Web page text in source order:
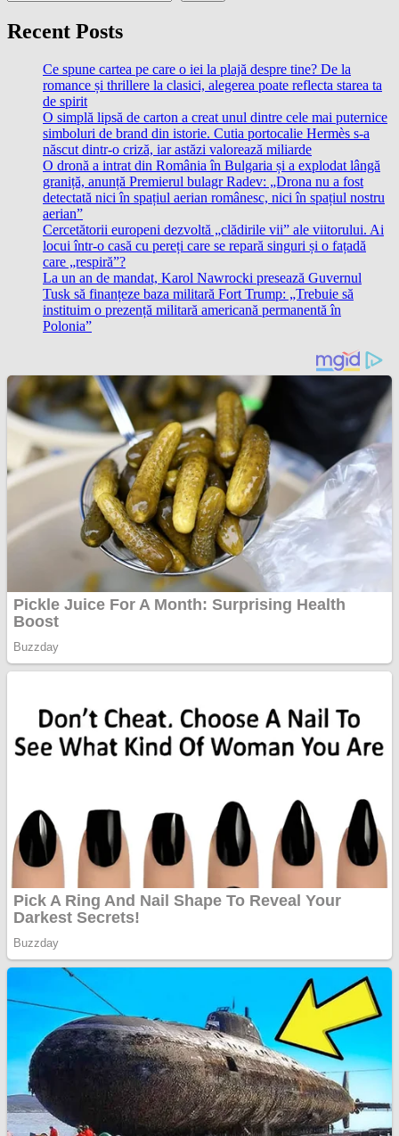
Recent Posts
Ce spune cartea pe care o iei la plajă despre tine? De la
romance și thrillere la clasici, alegerea poate reflecta starea ta
de spirit
O simplă lipsă de carton a creat unul dintre cele mai puternice
simboluri de brand din istorie. Cutia portocalie Hermès s-a
născut dintr-o criză, iar astăzi valorează miliarde
O dronă a intrat din România în Bulgaria și a explodat lângă
graniță, anunță Premierul bulagr Radev: „Drona nu a fost
detectată nici în spațiul aerian românesc, nici în spațiul nostru
aerian”
Cercetătorii europeni dezvoltă „clădirile vii” ale viitorului. Ai
locui într-o casă cu pereți care se repară singuri și o fațadă
care „respiră”?
La un an de mandat, Karol Nawrocki presează Guvernul
Tusk să finanțeze baza militară Fort Trump: „Trebuie să
instituim o prezență militară americană permanentă în
Polonia”